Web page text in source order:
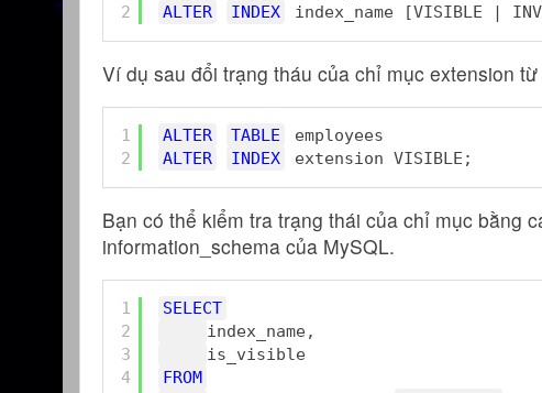
2
ALTER
INDEX index_name [VISIBLE |
Ví dụ sau đổi trạng tháu của chỉ mục extension
1
2
ALTER TABLE
employees
ALTER
INDEX extension VISIBLE;
Bạn có thể kiểm tra trạng thái của chỉ mục bằng
information_schema của MySQL.
1
2
3
4
SELECT
index_name,
is_visible
FROM